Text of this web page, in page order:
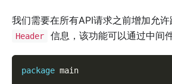
我们需要在所有API请求之前增加允
Header 信息，该功能可以通过中间
package main